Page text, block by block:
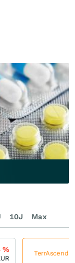
10J Max
% TerrAscend